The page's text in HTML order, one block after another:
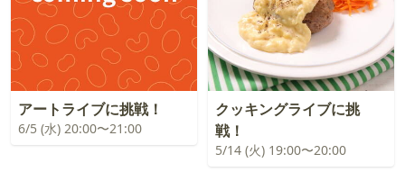
アートライブに挑戦！
6/5 (水) 20:00〜21:00
クッキングライブに挑
戦！
5/14 (火) 19:00〜20:00